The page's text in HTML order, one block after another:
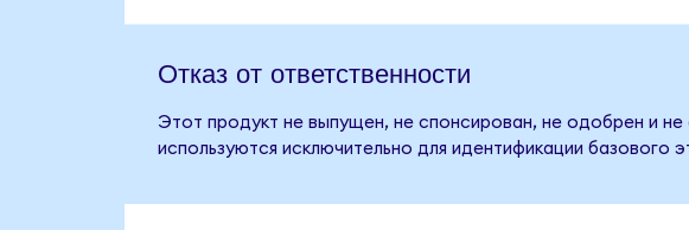
Отказ от ответственности
Этот продукт не выпущен, не спонсирован, не одобрен и
используются исключительно для идентификации базового